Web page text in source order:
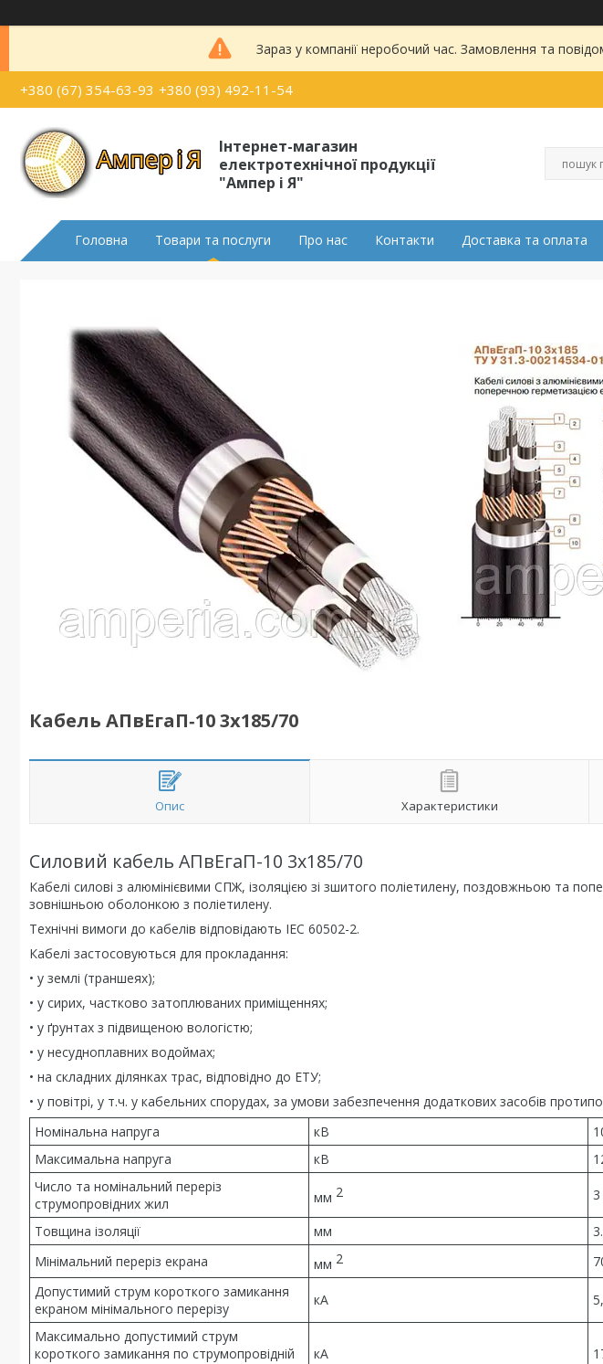
Зараз у компанії неробочий час. Замовлення та
+380 (67) 354-63-93 +380 (93) 492-11-54
Інтернет-магазин
електротехнічної продукції
"Ампер і Я"
Головна Товари та послуги Про нас Контакти Доставка та оплата
Кабель АПвЕгаП‑10 3х185/70
Опис Характеристики
Силовий кабель АПвЕгаП-10 3х185/70
Кабелі силові з алюмінієвими СПЖ, ізоляцією зі зшитого поліетилену, поздовжньою та
зовнішньою оболонкою з поліетилену.
Технічні вимоги до кабелів відповідають IEC 60502-2.
Кабелі застосовуються для прокладання:
• у землі (траншеях);
• у сирих, частково затоплюваних приміщеннях;
• у ґрунтах з підвищеною вологістю;
• у несудноплавних водоймах;
• на складних ділянках трас, відповідно до ЕТУ;
• у повітрі, у т.ч. у кабельних спорудах, за умови забезпечення додаткових засобів
Номінальна напруга
кВ
Максимальна напруга
кВ
Число та номінальний переріз
струмопровідних жил
мм 2
Товщина ізоляції мм
Мінімальний переріз екрана
мм 2
Допустимий струм короткого замикання
екраном мінімального перерізу
кА
Максимально допустимий струм
короткого замикання по струмопровідній
кА